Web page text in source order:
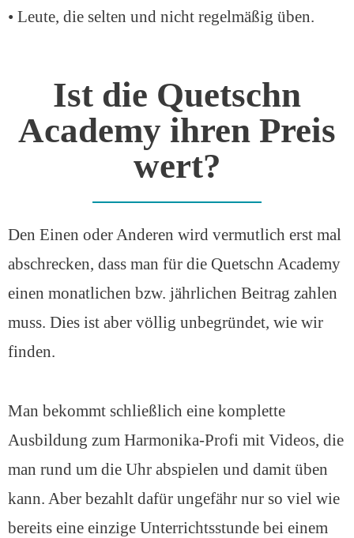
• Leute, die selten und nicht regelmäßig üben.
Ist die Quetschn
Academy ihren Preis
wert?
Den Einen oder Anderen wird vermutlich erst mal
abschrecken, dass man für die Quetschn Academy
einen monatlichen bzw. jährlichen Beitrag zahlen
muss. Dies ist aber völlig unbegründet, wie wir
finden.
Man bekommt schließlich eine komplette
Ausbildung zum Harmonika-Profi mit Videos, die
man rund um die Uhr abspielen und damit üben
kann. Aber bezahlt dafür ungefähr nur so viel wie
bereits eine einzige Unterrichtsstunde bei einem